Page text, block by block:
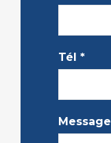
Tél *
Message